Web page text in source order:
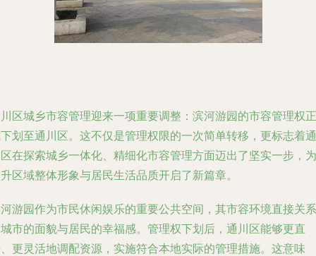
区城乡市容管理迎来一项重要调整：滨河游园的市容管理权正
划至通川区。这不仅是管理权限的一次简单转移，更标志着通
在探索城乡一体化、精细化市容管理方面迈出了坚实一步，为
区域整体形象与居民生活品质开启了新篇章。
游园作为市民休闲娱乐的重要公共空间，其市容环境直接关系
市的面貌与居民的幸福感。管理权下划后，通川区能够更直
更灵活地调配资源，实施符合本地实际的管理措施。这意味